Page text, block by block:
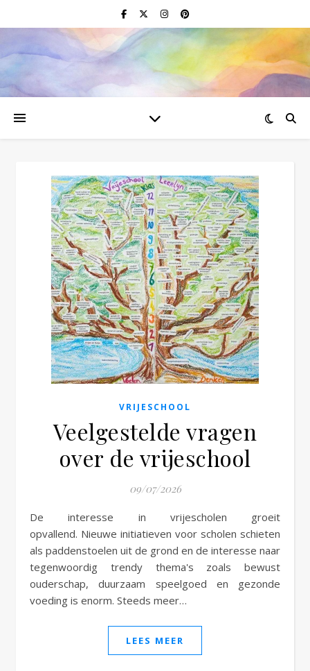
VRIJESCHOOL
Veelgestelde vragen
over de vrijeschool
09/07/2026
De interesse in vrijescholen groeit
opvallend. Nieuwe initiatieven voor scholen schieten
als paddenstoelen uit de grond en de interesse naar
tegenwoordig trendy thema's zoals bewust
ouderschap, duurzaam speelgoed en gezonde
voeding is enorm. Steeds meer…
LEES MEER